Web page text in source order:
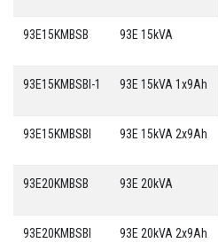
93E15KMBSB 93E 15kVA
93E15KMBSBI-1 93E 15kVA 1x9Ah
93E15KMBSBI 93E 15kVA 2x9Ah
93E20KMBSB 93E 20kVA
93E20KMBSBI 93E 20kVA 2x9Ah